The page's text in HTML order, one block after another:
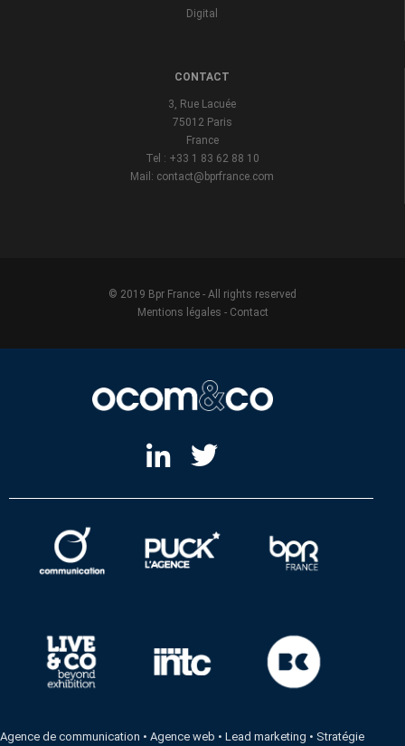
Digital
CONTACT
3, Rue Lacuée
75012 Paris
France
Tel : +33 1 83 62 88 10
Mail: contact@bprfrance.com
© 2019 Bpr France - All rights reserved
Mentions légales - Contact
Agence de communication •Agence web •Lead marketing • Stratégie